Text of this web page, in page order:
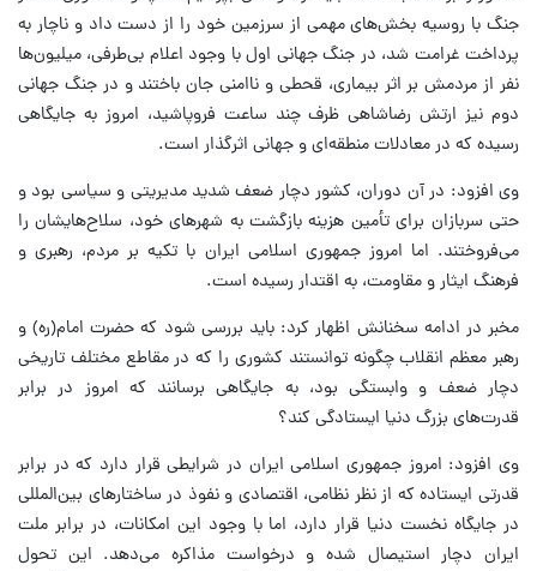
جنگ با روسیه بخش‌های مهمی از سرزمین خود را از دست داد و ناچار به
پرداخت غرامت شد، در جنگ جهانی اول با وجود اعلام بی‌طرفی، میلیون‌ها
نفر از مردمش بر اثر بیماری، قحطی و ناامنی جان باختند و در جنگ جهانی
دوم نیز ارتش رضاشاهی ظرف چند ساعت فروپاشید، امروز به جایگاهی
رسیده که در معادلات منطقه‌ای و جهانی اثرگذار است.
وی افزود: در آن دوران، کشور دچار ضعف شدید مدیریتی و سیاسی بود و
حتی سربازان برای تأمین هزینه بازگشت به شهرهای خود، سلاح‌هایشان را
می‌فروختند. اما امروز جمهوری اسلامی ایران با تکیه بر مردم، رهبری و
فرهنگ ایثار و مقاومت، به اقتدار رسیده است.
مخبر در ادامه سخنانش اظهار کرد: باید بررسی شود که حضرت امام(ره) و
رهبر معظم انقلاب چگونه توانستند کشوری را که در مقاطع مختلف تاریخی
دچار ضعف و وابستگی بود، به جایگاهی برسانند که امروز در برابر
قدرت‌های بزرگ دنیا ایستادگی کند؟
وی افزود: امروز جمهوری اسلامی ایران در شرایطی قرار دارد که در برابر
قدرتی ایستاده که از نظر نظامی، اقتصادی و نفوذ در ساختارهای بین‌المللی
در جایگاه نخست دنیا قرار دارد، اما با وجود این امکانات، در برابر ملت
ایران دچار استیصال شده و درخواست مذاکره می‌دهد. این تحول